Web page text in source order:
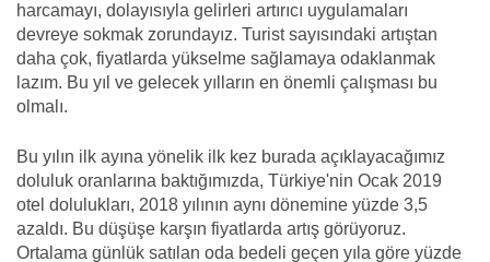
harcamayı, dolayısıyla gelirleri artırıcı uygulamaları
devreye sokmak zorundayız. Turist sayısındaki artıştan
daha çok, fiyatlarda yükselme sağlamaya odaklanmak
lazım. Bu yıl ve gelecek yılların en önemli çalışması bu
olmalı.
Bu yılın ilk ayına yönelik ilk kez burada açıklayacağımız
doluluk oranlarına baktığımızda, Türkiye'nin Ocak 2019
otel dolulukları, 2018 yılının aynı dönemine yüzde 3,5
azaldı. Bu düşüşe karşın fiyatlarda artış görüyoruz.
Ortalama günlük satılan oda bedeli geçen yıla göre yüzde